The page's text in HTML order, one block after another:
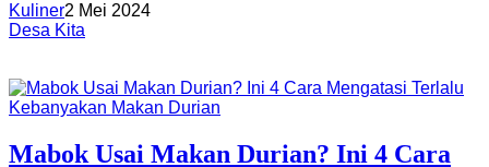
Kuliner2 Mei 2024
Desa Kita
Mabok Usai Makan Durian? Ini 4 Cara